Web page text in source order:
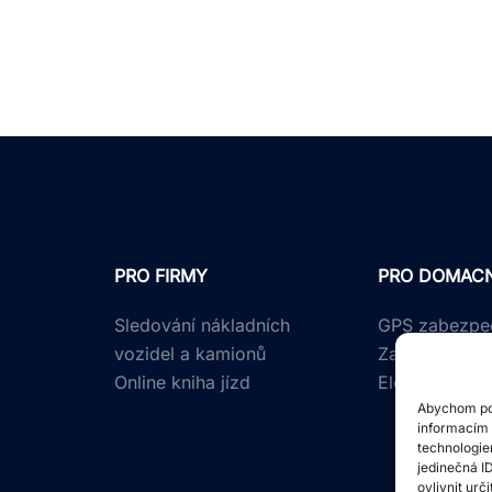
Abychom
informacím
jedinečná
ovlivnit
PRO FIRMY
Sledování nákladních
vozidel a kamionů
Online kniha jízd
PRO
GPS
Elektro kola